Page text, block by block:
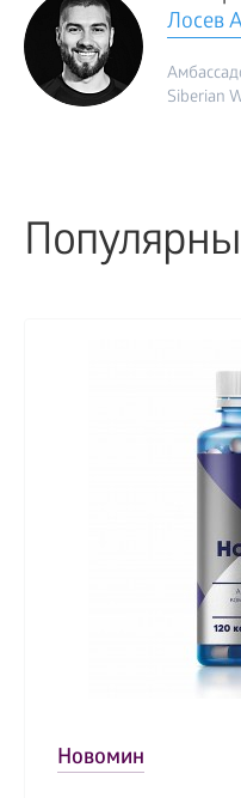
Лосев
Siberian
Новомин